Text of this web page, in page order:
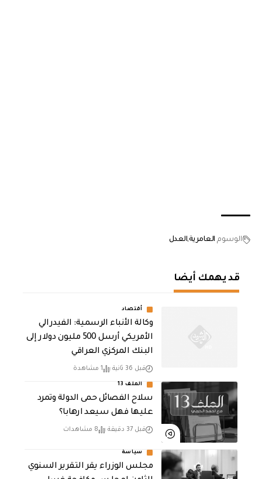
الوسوم العامريةالعدل
قد يهمك أيضا
أقتصاد
وكالة الأنباء الرسمية: الفيدرالي
الأمريكي أرسل 500 مليون دولار إلى
البنك المركزي العراقي
قبل 36 ثانية 1 مشاهدة
الملف 13
سلاح الفصائل حمى الدولة وتمرد
عليها فهل سيعد ارهابا؟
قبل 37 دقيقة 8 مشاهدات
سياسة
مجلس الوزراء يقر التقرير السنوي